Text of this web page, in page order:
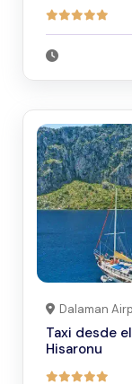
Dalaman
Taxi desde
Hisaronu